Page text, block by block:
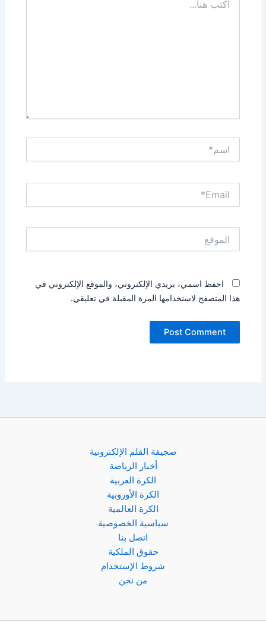
هنا...
احفظ اسمي، بريدي الإلكتروني، والموقع الإلكتروني في
هذا المتصفح لاستخدامها المرة المقبلة في تعليقي.
صجيفة القلم الإلكترونية
أخبار الرياضة
الكرة العربية
الكرة الأوروبية
الكرة العالمية
سياسية الخصوصية
اتصل بنا
حقوق الملكية
شروط الإستخدام
من نحن